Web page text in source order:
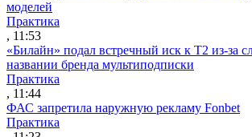
моделей
Практика
, 11:53
«Билайн» подал встречный иск к Т2 из-за
названии бренда мультиподписки
Практика
, 11:44
ФАС запретила наружную рекламу Fonbet
Практика